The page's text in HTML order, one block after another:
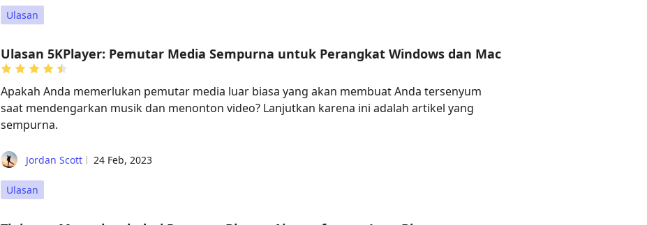
Ulasan
Ulasan 5KPlayer: Pemutar Media Sempurna untuk Perangkat Windows dan Mac
Apakah Anda memerlukan pemutar media luar biasa yang akan membuat Anda tersenyum
saat mendengarkan musik dan menonton video? Lanjutkan karena ini adalah artikel yang
sempurna.
Jordan Scott 24 Feb, 2023
Ulasan